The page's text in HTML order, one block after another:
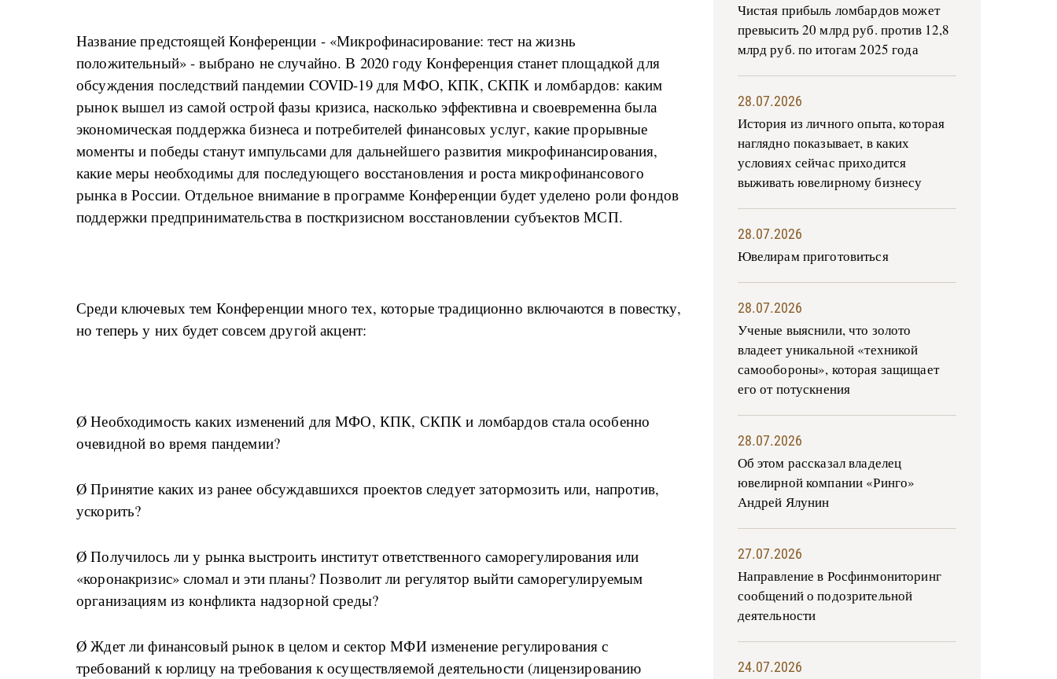
Название предстоящей Конференции - «Микрофинасирование: тест на жизнь
положительный» - выбрано не случайно. В 2020 году Конференция станет площадкой для
обсуждения последствий пандемии COVID-19 для МФО, КПК, СКПК и ломбардов: каким
рынок вышел из самой острой фазы кризиса, насколько эффективна и своевременна была
экономическая поддержка бизнеса и потребителей финансовых услуг, какие прорывные
моменты и победы станут импульсами для дальнейшего развития микрофинансирования,
какие меры необходимы для последующего восстановления и роста микрофинансового
рынка в России. Отдельное внимание в программе Конференции будет уделено роли фондов
поддержки предпринимательства в посткризисном восстановлении субъектов МСП.
Среди ключевых тем Конференции много тех, которые традиционно включаются в повестку,
но теперь у них будет совсем другой акцент:
Ø Необходимость каких изменений для МФО, КПК, СКПК и ломбардов стала особенно
очевидной во время пандемии?
Ø Принятие каких из ранее обсуждавшихся проектов следует затормозить или, напротив,
ускорить?
Ø Получилось ли у рынка выстроить институт ответственного саморегулирования или
«коронакризис» сломал и эти планы? Позволит ли регулятор выйти саморегулируемым
организациям из конфликта надзорной среды?
Ø Ждет ли финансовый рынок в целом и сектор МФИ изменение регулирования с
требований к юрлицу на требования к осуществляемой деятельности (лицензированию
Чистая прибыль ломбардов может
превысить 20 млрд руб. против 12,8
млрд руб. по итогам 2025 года
28.07.2026
История из личного опыта, которая
наглядно показывает, в каких
условиях сейчас приходится
выживать ювелирному бизнесу
28.07.2026
Ювелирам приготовиться
28.07.2026
Ученые выяснили, что золото
владеет уникальной «техникой
самообороны», которая защищает
его от потускнения
28.07.2026
Об этом рассказал владелец
ювелирной компании «Ринго»
Андрей Ялунин
27.07.2026
Направление в Росфинмониторинг
сообщений о подозрительной
деятельности
24.07.2026